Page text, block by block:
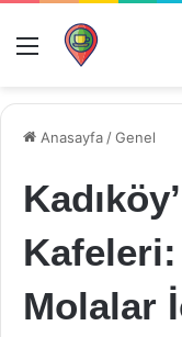
Menü
Anasayfa /Genel
Molalar